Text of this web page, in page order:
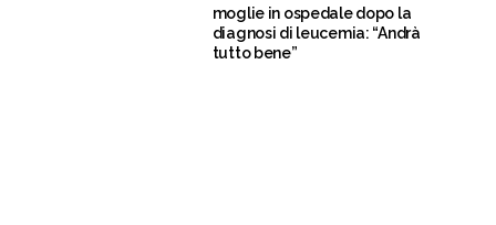
moglie in ospedale dopo la
diagnosi di leucemia: “Andrà
tutto bene”